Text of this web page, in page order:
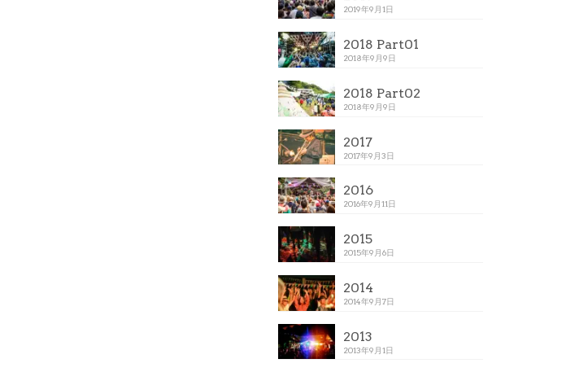
2019年9月1日
2018 Part01
2018年9月9日
2018 Part02
2018年9月9日
2017
2017年9月3日
2016
2016年9月11日
2015
2015年9月6日
2014
2014年9月7日
2013
2013年9月1日